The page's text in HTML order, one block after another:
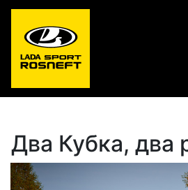
Два Кубка, два